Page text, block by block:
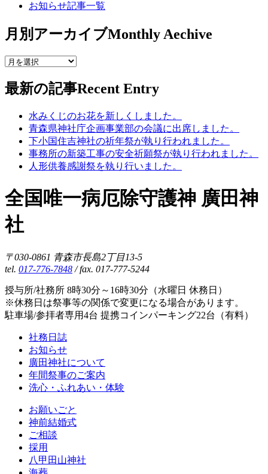
お知らせ記事一覧
月別アーカイブMonthly Aechive
最新の記事Recent Entry
水みくじのお花を新しくしました。
青森県神社庁企画事業部の会議に出席しました。
下小国住吉神社の祈年祭が執り行われました。
事務所の新築工事の安全祈願祭が執り行われました。
人形供養感謝祭を執り行いました。
全国唯一病厄除守護神 廣田神
社
〒030-0861 青森市長島2丁目13-5
tel. 017-776-7848 / fax. 017-777-5244
授与所/社務所 8時30分～16時30分（水曜日 休務日）
※休務日は祭事等の関係で変更になる場合があります。
駐車場/参拝者専用4台 提携コインパーキング22台（有料）
社務日誌
お知らせ
廣田神社について
年間祭事のご案内
洗心・ふれあい・体験
お願いごと
神前結婚式
ご相談
採用
八甲田山神社